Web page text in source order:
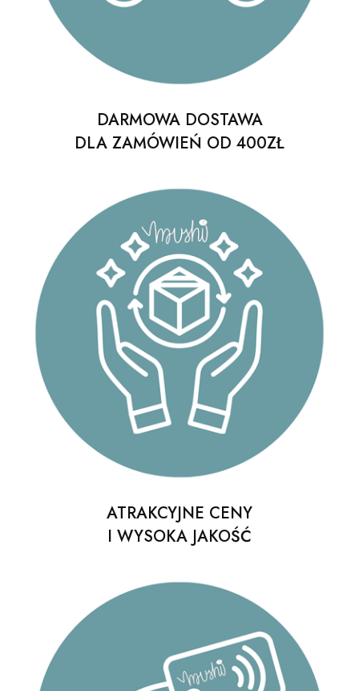
DARMOWA DOSTAWA
DLA ZAMÓWIEŃ OD 400ZŁ
ATRAKCYJNE CENY
I WYSOKA JAKOŚĆ